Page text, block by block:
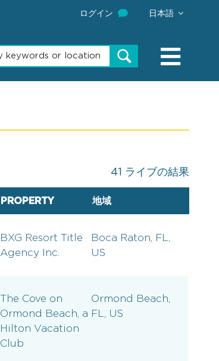
ログイン 日本語
Begin
typing
to
41 ライブの結果
PROPERTY 地域
BXG Resort Title
Agency Inc.
Boca Raton, FL,
US
The Cove on
Ormond Beach, a
Hilton Vacation
Club
Ormond Beach,
FL, US